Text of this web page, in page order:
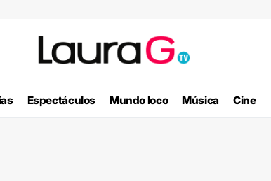
Espectáculos Mundo loco Música Cine